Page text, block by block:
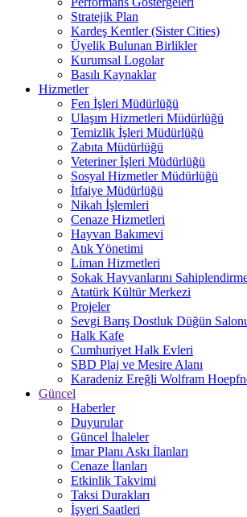
Stratejik Plan
Kardeş Kentler (Sister Cities)
Üyelik Bulunan Birlikler
Kurumsal Logolar
Basılı Kaynaklar
Hizmetler
Fen İşleri Müdürlüğü
Ulaşım Hizmetleri Müdürlüğü
Temizlik İşleri Müdürlüğü
Zabıta Müdürlüğü
Veteriner İşleri Müdürlüğü
Sosyal Hizmetler Müdürlüğü
İtfaiye Müdürlüğü
Nikah İşlemleri
Cenaze Hizmetleri
Hayvan Bakımevi
Atık Yönetimi
Liman Hizmetleri
Sokak Hayvanlarını
Atatürk Kültür Merkezi
Projeler
Sevgi Barış Dostluk Düğün
Halk Kafe
Cumhuriyet Halk Evleri
SBD Plaj ve Mesire Alanı
Karadeniz Ereğli Wolfram
Güncel
Haberler
Duyurular
Güncel İhaleler
İmar Planı Askı İlanları
Cenaze İlanları
Etkinlik Takvimi
Taksi Durakları
İşyeri Saatleri